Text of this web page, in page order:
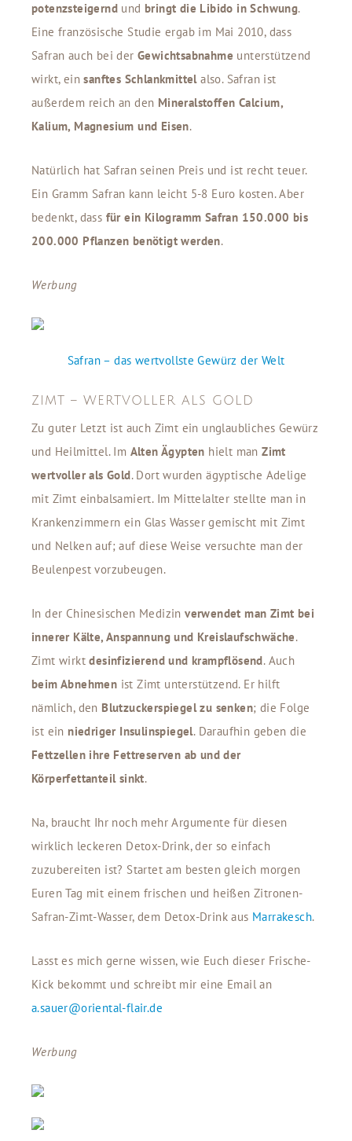
potenzsteigernd und bringt die Libido in Schwung.
Eine französische Studie ergab im Mai 2010, dass
Safran auch bei derGewichtsabnahme unterstützend
wirkt, einsanftes Schlankmittelalso. Safran ist
außerdem reich an den Mineralstoffen Calcium,
Kalium, Magnesium und Eisen.
Natürlich hat Safran seinen Preis und ist recht teuer.
Ein Gramm Safran kann leicht 5-8 Euro kosten. Aber
bedenkt, dass für ein Kilogramm Safran 150.000 bis
200.000 Pflanzen benötigt werden.
Werbung
Safran – das wertvollste Gewürz der Welt
ZIMT – WERTVOLLER ALS GOLD
Zu guter Letzt ist auch Zimt ein unglaubliches Gewürz
und Heilmittel. Im Alten Ägypten hielt manZimt
wertvoller als Gold. Dort wurden ägyptische Adelige
mit Zimt einbalsamiert. Im Mittelalter stellte man in
Krankenzimmern ein Glas Wasser gemischt mit Zimt
und Nelken auf; auf diese Weise versuchte man der
Beulenpest vorzubeugen.
In der Chinesischen Medizinverwendet man Zimt bei
innerer Kälte, Anspannung und Kreislaufschwäche.
Zimt wirkt desinfizierend und krampflösend. Auch
beim Abnehmen ist Zimt unterstützend. Er hilft
nämlich, den Blutzuckerspiegel zu senken; die Folge
ist ein niedriger Insulinspiegel. Daraufhin geben die
Fettzellen ihre Fettreserven ab und der
Körperfettanteil sinkt.
Na, braucht Ihr noch mehr Argumente für diesen
wirklich leckeren Detox-Drink, der so einfach
zuzubereiten ist? Startet am besten gleich morgen
Euren Tag mit einem frischen und heißen Zitronen-
Safran-Zimt-Wasser, dem Detox-Drink aus Marrakesch.
Lasst es mich gerne wissen, wie Euch dieser Frische-
Kick bekommt und schreibt mir eine Email an
a.sauer@oriental-flair.de
Werbung